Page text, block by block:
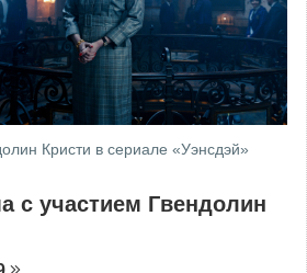
Кристи в сериале «Уэнсдэй»
с участием Гвендолин